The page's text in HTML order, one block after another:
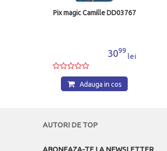
Pix magic Camille DD03767
3099
lei
Adauga in cos
AUTORI DE TOP
ABONEAZA-TE LA NEWSLETTER